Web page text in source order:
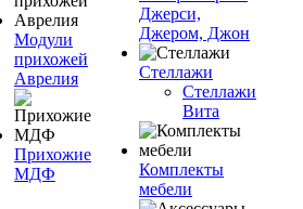
Модули
прихожей
Аврелия
Прихожие
МДФ
Джерси,
Джером, Джон
Стеллажи
Стеллажи
Вита
Комплекты
мебели